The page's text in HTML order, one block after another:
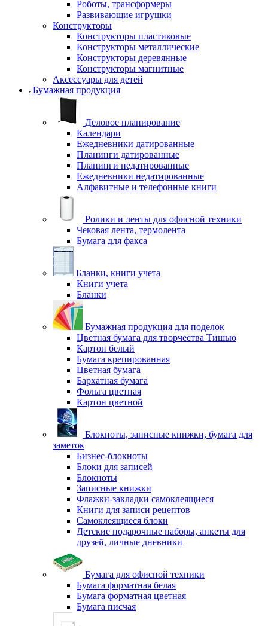
Роботы, трансформеры
Развивающие игрушки
Конструкторы
Конструкторы пластиковые
Конструкторы металлические
Конструкторы деревянные
Конструкторы магнитные
Аксессуары для детей
Бумажная продукция
Деловое планирование
Календари
Ежедневники датированные
Планинги датированные
Планинги недатированные
Ежедневники недатированные
Алфавитные и телефонные книги
Ролики и ленты для офисной техники
Чековая лента, термолента
Бумага для факса
Бланки, книги учета
Книги учета
Бланки
Бумажная продукция для поделок
Цветная бумага для творчества Тишью
Картон белый
Бумага крепированная
Цветная бумага
Бархатная бумага
Фольга цветная
Картон цветной
Блокноты, записные книжки, бумага для
заметок
Бизнес-блокноты
Блоки для записей
Блокноты
Записные книжки
Флажки-закладки самоклеящиеся
Книги для записи рецептов
Самоклеящиеся блоки
Детские подарочные наборы, анкеты для
друзей, личные дневники
Бумага для офисной техники
Бумага форматная белая
Бумага форматная цветная
Бумага писчая